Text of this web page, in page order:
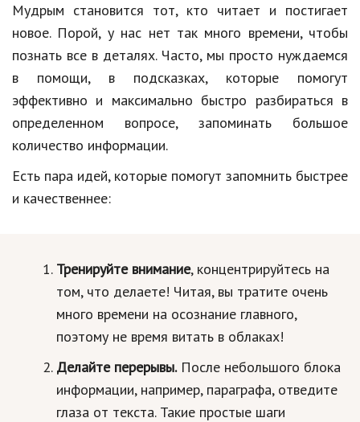
Спорт
Знаменитости
Статьи
Обзоры
Рецепты
Авто, мото
Дом и сад
Недвижимость
Спорт и фитнес
Психология и отношения
Мудрым становится тот, кто читает и постигает
новое. Порой, у нас нет так много времени, чтобы
познать все в деталях. Часто, мы просто нуждаемся
в помощи, в подсказках, которые помогут
эффективно и максимально быстро разбираться в
определенном вопросе, запоминать большое
количество информации.
Есть пара идей, которые помогут запомнить быстрее
и качественнее:
Тренируйте внимание, концентрируйтесь на
том, что делаете! Читая, вы тратите очень
много времени на осознание главного,
поэтому не время витать в облаках!
Делайте перерывы.После небольшого блока
информации, например, параграфа, отведите
глаза от текста. Такие простые шаги